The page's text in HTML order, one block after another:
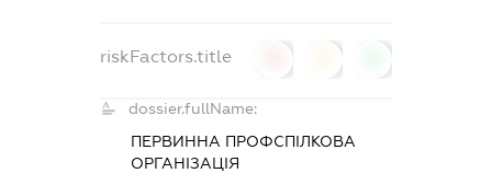
riskFactors.title
dossier.fullName:
ПЕРВИННА ПРОФСПІЛКОВА
ОРГАНІЗАЦІЯ